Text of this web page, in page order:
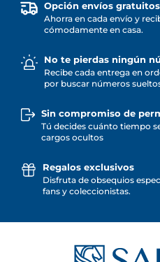
Opción envíos gratuitos
Ahorra en cada envío y
cómodamente en casa.
No te pierdas ningún
Recibe cada entrega en
por buscar números
Sin compromiso de
Tú decides cuánto tiempo
cargos ocultos
Regalos exclusivos
Disfruta de obsequios
fans y coleccionistas.